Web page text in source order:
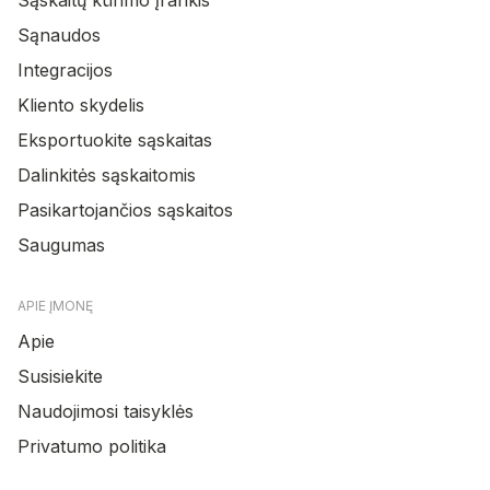
Sąnaudos
Integracijos
Kliento skydelis
Eksportuokite sąskaitas
Dalinkitės sąskaitomis
Pasikartojančios sąskaitos
Saugumas
APIE ĮMONĘ
Apie
Susisiekite
Naudojimosi taisyklės
Privatumo politika